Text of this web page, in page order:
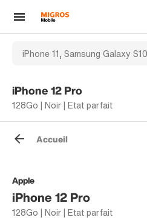
iPhone 12 Pro
128Go | Noir | Etat parfait
Accueil
Apple
iPhone 12 Pro
128Go | Noir | Etat parfait